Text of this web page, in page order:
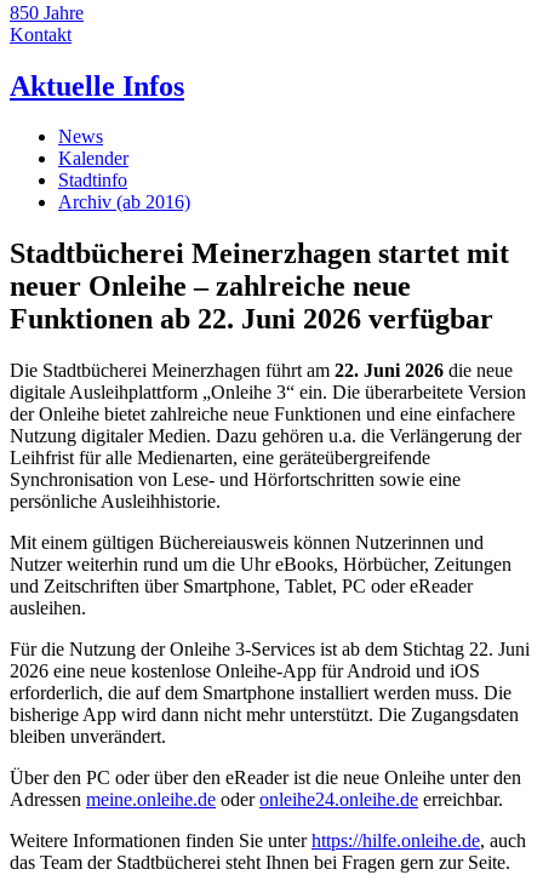
850 Jahre
Kontakt
Aktuelle Infos
News
Kalender
Stadtinfo
Archiv (ab 2016)
Stadtbücherei Meinerzhagen startet mit
neuer Onleihe – zahlreiche neue
Funktionen ab 22. Juni 2026 verfügbar
Die Stadtbücherei Meinerzhagen führt am 22. Juni 2026 die neue
digitale Ausleihplattform „Onleihe 3“ ein. Die überarbeitete Version
der Onleihe bietet zahlreiche neue Funktionen und eine einfachere
Nutzung digitaler Medien. Dazu gehören u.a. die Verlängerung der
Leihfrist für alle Medienarten, eine geräteübergreifende
Synchronisation von Lese- und Hörfortschritten sowie eine
persönliche Ausleihhistorie.
Mit einem gültigen Büchereiausweis können Nutzerinnen und
Nutzer weiterhin rund um die Uhr eBooks, Hörbücher, Zeitungen
und Zeitschriften über Smartphone, Tablet, PC oder eReader
ausleihen.
Für die Nutzung der Onleihe 3-Services ist ab dem Stichtag 22. Juni
2026 eine neue kostenlose Onleihe-App für Android und iOS
erforderlich, die auf dem Smartphone installiert werden muss. Die
bisherige App wird dann nicht mehr unterstützt. Die Zugangsdaten
bleiben unverändert.
Über den PC oder über den eReader ist die neue Onleihe unter den
Adressen meine.onleihe.de oderonleihe24.onleihe.de erreichbar.
Weitere Informationen finden Sie unterhttps://hilfe.onleihe.de, auch
das Team der Stadtbücherei steht Ihnen bei Fragen gern zur Seite.